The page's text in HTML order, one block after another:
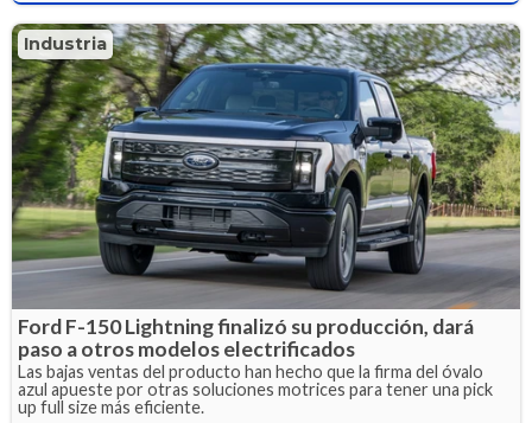
Industria
Ford F-150 Lightning finalizó su producción, dará
paso a otros modelos electrificados
Las bajas ventas del producto han hecho que la firma del óvalo
azul apueste por otras soluciones motrices para tener una pick
up full size más eficiente.